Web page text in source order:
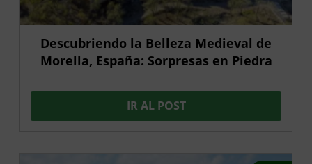
Descubriendo la Belleza Medieval de
Morella, España: Sorpresas en Piedra
IR AL POST